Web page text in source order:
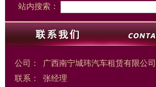
站内搜索：
公司：
广西南宁城玮汽车租赁有限公司
联系：
张经理